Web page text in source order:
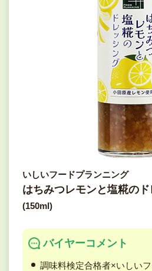
いしいフードプランニング
はちみつレモンと塩糀の
(150ml)
バイヤーコメント
調味料検定合格者×いしい